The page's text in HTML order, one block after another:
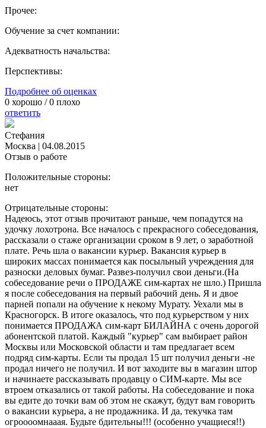
Прочее:
Обучение за счет компании:
Адекватность начальства:
Перспективы:
Подробнее об оценках
0 хорошо /0 плохо
ответить
Стефания
Москва | 04.08.2015
Отзыв о работе
Положительные стороны:
нет
Отрицательные стороны:
Надеюсь, этот отзыв прочитают раньше, чем попадутся на
удочку лохотрона. Все началось с прекрасного собеседования,
рассказали о стаже организации сроком в 9 лет, о заработной
плате. Речь шла о вакансии курьер. Вакансия курьер в
широких массах понимается как посыльный учреждения для
разноски деловых бумаг. Развез-получил свои деньги.(На
собеседование речи о ПРОДАЖЕ сим-картах не шло.) Пришла
я после собеседования на первый рабочий день. Я и двое
парней попали на обучение к некому Мурату. Уехали мы в
Красногорск. В итоге оказалось, что под курьерством у них
понимается ПРОДАЖА сим-карт БИЛАЙНА с очень дорогой
абонентской платой. Каждый "курьер" сам выбирает район
Москвы или Московской области и там предлагает всем
подряд сим-карты. Если ты продал 15 шт получил деньги -не
продал ничего не получил. И вот заходите вы в магазин штор
и начинаете рассказывать продавцу о СИМ-карте. Мы все
втроем отказались от такой работы. На собеседование и пока
вы едите до точки вам об этом не скажут, будут вам говорить
о вакансии курьера, а не продажника. И да, текучка там
огроооомнааая. Будьте бдительны!!! (особенно учащиеся!!)